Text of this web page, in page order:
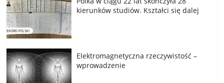
kierunków studiów. Kształci się dalej
Elektromagnetyczna rzeczywistość –
wprowadzenie